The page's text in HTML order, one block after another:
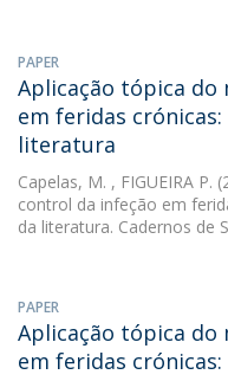
PAPER
Aplicação tópica do
em feridas
literatura
Capelas, M. , FIGUEIRA P.
control da infeção em
da literatura. Cadernos de
PAPER
Aplicação tópica do
em feridas